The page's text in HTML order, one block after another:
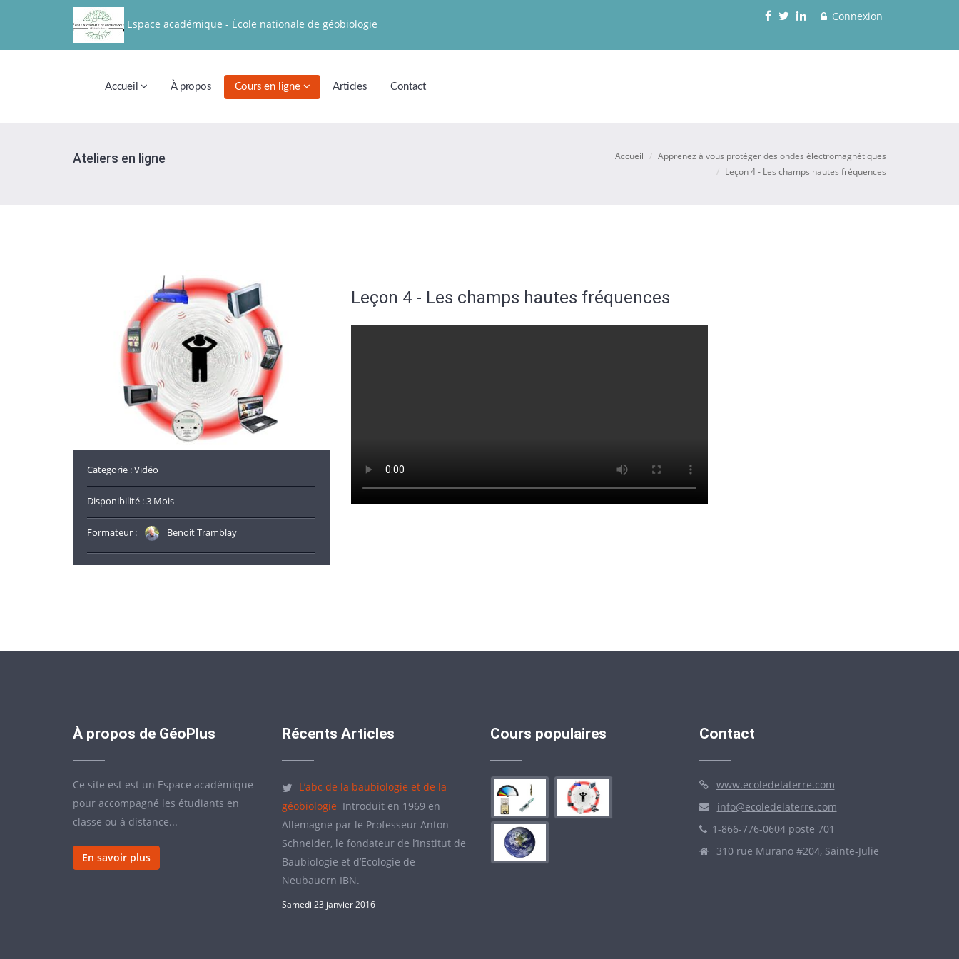
Espace académique - École nationale de géobiologie
Connexion
Accueil À propos Cours en ligne Articles Contact
Ateliers en ligne Accueil
Apprenez à vous protéger des ondes électromagnétiques
Leçon 4 - Les champs hautes fréquences
Categorie : Vidéo
Disponibilité : 3 Mois
Formateur : Benoit Tramblay
Leçon 4 - Les champs hautes fréquences
À propos de GéoPlus
Ce site est est un Espace académique
pour accompagné les étudiants en
classe ou à distance...
En savoir plus
Récents Articles
L’abc de la baubiologie et de la
géobiologie Introduit en 1969 en
Allemagne par le Professeur Anton
Schneider, le fondateur de l’Institut de
Baubiologie et d’Ecologie de
Neubauern IBN.
Samedi 23 janvier 2016
Cours populaires Contact
www.ecoledelaterre.com
info@ecoledelaterre.com
1-866-776-0604 poste 701
310 rue Murano #204, Sainte-Julie